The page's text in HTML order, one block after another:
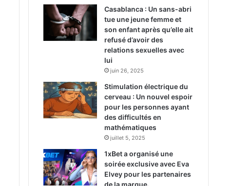
Casablanca : Un sans-abri
tue une jeune femme et
son enfant après qu’elle ait
refusé d’avoir des
relations sexuelles avec
lui
juin 26, 2025
Stimulation électrique du
cerveau : Un nouvel espoir
pour les personnes ayant
des difficultés en
mathématiques
juillet 5, 2025
1xBet a organisé une
soirée exclusive avec Eva
Elvey pour les partenaires
de la marque.